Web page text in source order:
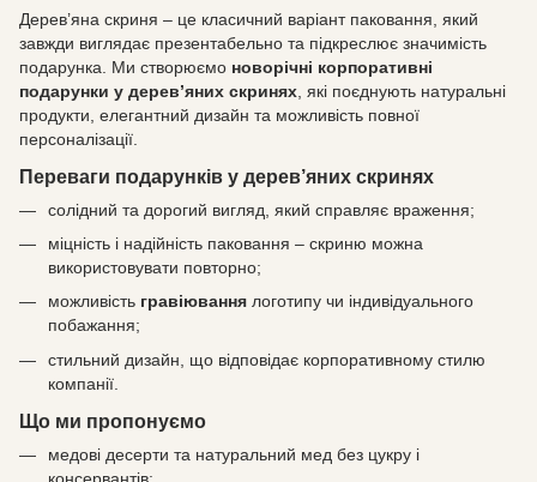
Дерев’яна скриня – це класичний варіант паковання, який
завжди виглядає презентабельно та підкреслює значимість
подарунка. Ми створюємо новорічні корпоративні
подарунки у дерев’яних скринях , які поєднують натуральні
продукти, елегантний дизайн та можливість повної
персоналізації.
Переваги подарунків у дерев’яних скринях
солідний та дорогий вигляд, який справляє враження;
міцність і надійність паковання – скриню можна
використовувати повторно;
можливість гравіювання логотипу чи індивідуального
побажання;
стильний дизайн, що відповідає корпоративному стилю
компанії.
Що ми пропонуємо
медові десерти та натуральний мед без цукру і
консервантів;